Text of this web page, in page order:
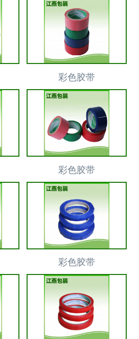
彩色胶带
彩色胶带
彩色胶带